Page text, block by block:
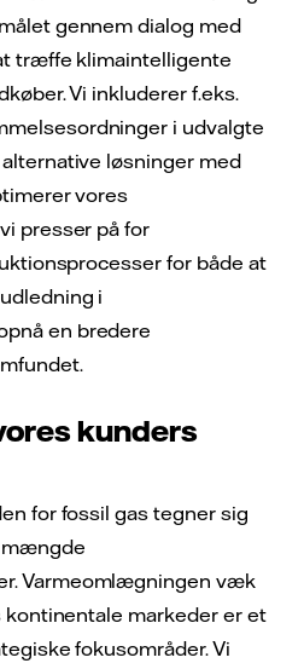
gennem dialog med
træffe klimaintelligente
Vi inkluderer f.eks.
i udvalgte
løsninger med
vores
presser på for
for både at
i
en bredere
kunders
for fossil gas tegner sig
mængde
Varmeomlægningen væk
kontinentale markeder er et
fokusområder. Vi